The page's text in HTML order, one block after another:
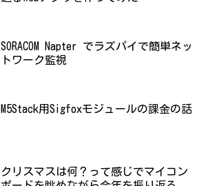
SORACOM Napter でラズパイで簡単ネッ
トワーク監視
M5Stack用Sigfoxモジュールの課金の話
クリスマスは何？って感じでマイコン